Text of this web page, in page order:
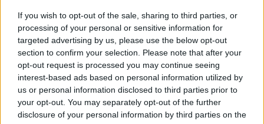
If you wish to opt-out of the sale, sharing to third parties, or
processing of your personal or sensitive information for
targeted advertising by us, please use the below opt-out
section to confirm your selection. Please note that after your
opt-out request is processed you may continue seeing
interest-based ads based on personal information utilized by
us or personal information disclosed to third parties prior to
your opt-out. You may separately opt-out of the further
disclosure of your personal information by third parties on the
L'email è richiesta ma non verrà mostrata ai visitatori. Il contenuto di questo
commento esprime il pensiero dell'autore e non rappresenta la linea editoriale
di VareseNews.it, che rimane autonoma e indipendente. I messaggi inclusi nei
commenti non sono testi giornalistici, ma post inviati dai singoli lettori che
possono essere automaticamente pubblicati senza filtro preventivo. I commenti
che includano uno o più link a siti esterni verranno rimossi in automatico dal
sistema.